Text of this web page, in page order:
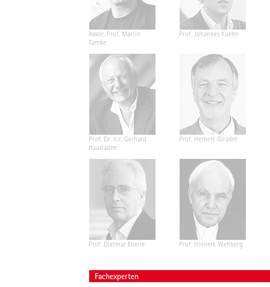
Assoc. Prof. Martin
Tamke
Prof. Johannes Kuehn
Prof. Dr. h.c. Gerhard
Hausladen
Prof. Herbert Giradet
Prof. Dietmar Eberle Prof. Hinnerk Wehberg
Fachexperten